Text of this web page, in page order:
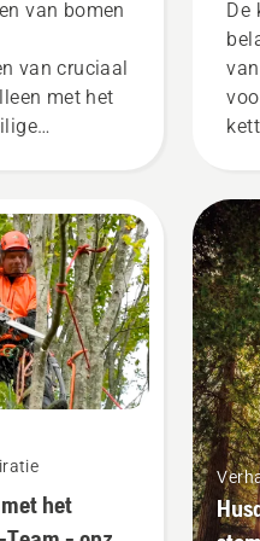
van bomen
van cruciaal
met het
het
De
de
en
de